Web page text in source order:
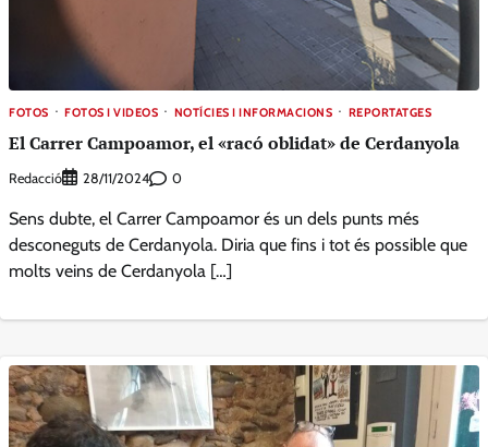
FOTOS FOTOS I VIDEOS NOTÍCIES I INFORMACIONS REPORTATGES
El Carrer Campoamor, el «racó oblidat» de Cerdanyola
Redacció 28/11/2024 0
Sens dubte, el Carrer Campoamor és un dels punts més
desconeguts de Cerdanyola. Diria que fins i tot és possible que
molts veins de Cerdanyola […]